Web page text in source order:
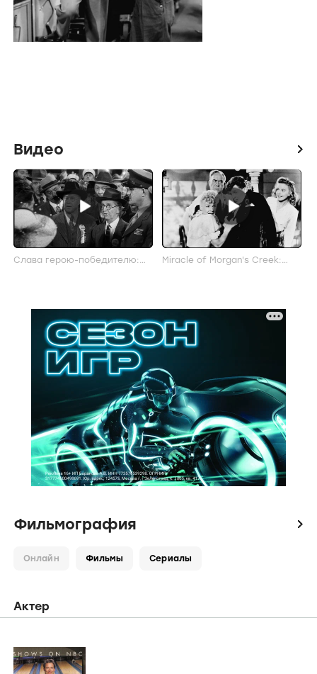
Видео icon
Слава герою-победителю:
Miracle of Morgan's Creek:
Фильмография icon
Онлайн Фильмы Сериалы
Актер